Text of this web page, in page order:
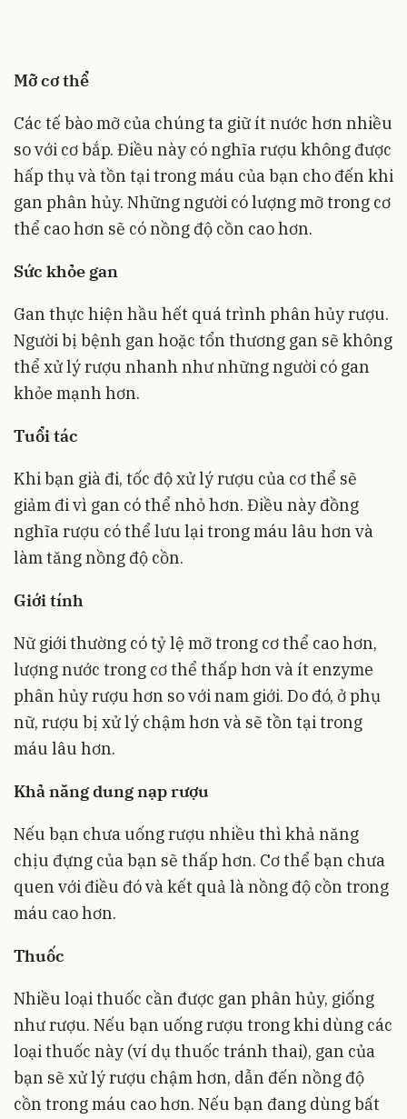
Mỡ cơ thể
Các tế bào mỡ của chúng ta giữ ít nước hơn nhiều
so với cơ bắp. Điều này có nghĩa rượu không được
hấp thụ và tồn tại trong máu của bạn cho đến khi
gan phân hủy. Những người có lượng mỡ trong cơ
thể cao hơn sẽ có nồng độ cồn cao hơn.
Sức khỏe gan
Gan thực hiện hầu hết quá trình phân hủy rượu.
Người bị bệnh gan hoặc tổn thương gan sẽ không
thể xử lý rượu nhanh như những người có gan
khỏe mạnh hơn.
Tuổi tác
Khi bạn già đi, tốc độ xử lý rượu của cơ thể sẽ
giảm đi vì gan có thể nhỏ hơn. Điều này đồng
nghĩa rượu có thể lưu lại trong máu lâu hơn và
làm tăng nồng độ cồn.
Giới tính
Nữ giới thường có tỷ lệ mỡ trong cơ thể cao hơn,
lượng nước trong cơ thể thấp hơn và ít enzyme
phân hủy rượu hơn so với nam giới. Do đó, ở phụ
nữ, rượu bị xử lý chậm hơn và sẽ tồn tại trong
máu lâu hơn.
Khả năng dung nạp rượu
Nếu bạn chưa uống rượu nhiều thì khả năng
chịu đựng của bạn sẽ thấp hơn. Cơ thể bạn chưa
quen với điều đó và kết quả là nồng độ cồn trong
máu cao hơn.
Thuốc
Nhiều loại thuốc cần được gan phân hủy, giống
như rượu. Nếu bạn uống rượu trong khi dùng các
loại thuốc này (ví dụ thuốc tránh thai), gan của
bạn sẽ xử lý rượu chậm hơn, dẫn đến nồng độ
cồn trong máu cao hơn. Nếu bạn đang dùng bất